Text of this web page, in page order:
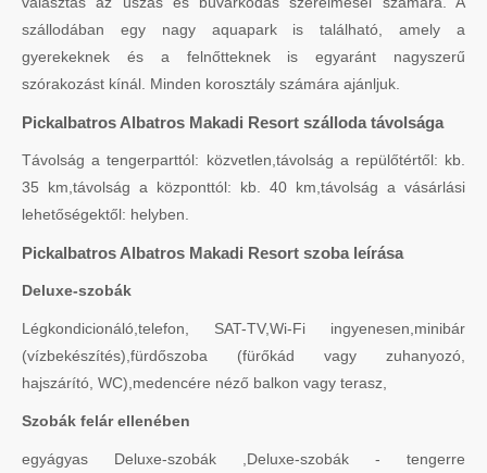
szállodában egy nagy aquapark is található, amely a
gyerekeknek és a felnőtteknek is egyaránt nagyszerű
szórakozást kínál. Minden korosztály számára ajánljuk.
Pickalbatros Albatros Makadi Resort szálloda távolsága
Távolság a tengerparttól: közvetlen,távolság a repülőtértől: kb.
35 km,távolság a központtól: kb. 40 km,távolság a vásárlási
lehetőségektől: helyben.
Pickalbatros Albatros Makadi Resort szoba leírása
Deluxe-szobák
Légkondicionáló,telefon, SAT-TV,Wi-Fi ingyenesen,minibár
(vízbekészítés),fürdőszoba (fürőkád vagy zuhanyozó,
hajszárító, WC),medencére néző balkon vagy terasz,
Szobák felár ellenében
egyágyas Deluxe-szobák ,Deluxe-szobák - tengerre